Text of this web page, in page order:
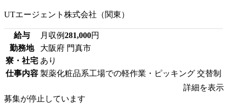
UTエージェント株式会社（関東）
給与 月収例281,000円
勤務地
大阪府 門真市
寮・社宅 あり
仕事内容 製薬化粧品系工場での軽作業・ピッキング 交替制
詳細を表示
募集が停止しています